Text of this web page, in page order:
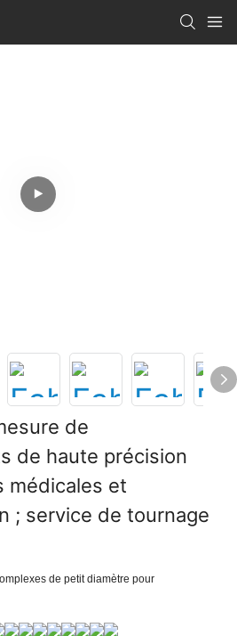
de
de haute précision
médicales et
; service de tournage
de petit diamètre pour